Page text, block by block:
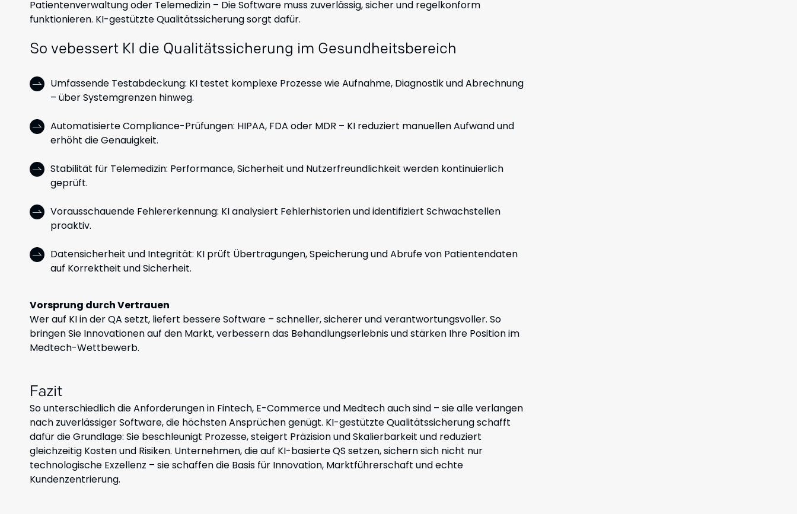
Patientenverwaltung oder Telemedizin – Die Software muss zuverlässig, sicher und regelkonform
funktionieren. KI-gestützte Qualitätssicherung sorgt dafür.
So vebessert KI die Qualitätssicherung im Gesundheitsbereich
Umfassende Testabdeckung: KI testet komplexe Prozesse wie Aufnahme, Diagnostik und Abrechnung
– über Systemgrenzen hinweg.
Automatisierte Compliance-Prüfungen: HIPAA, FDA oder MDR – KI reduziert manuellen Aufwand und
erhöht die Genauigkeit.
Stabilität für Telemedizin: Performance, Sicherheit und Nutzerfreundlichkeit werden kontinuierlich
geprüft.
Vorausschauende Fehlererkennung: KI analysiert Fehlerhistorien und identifiziert Schwachstellen
proaktiv.
Datensicherheit und Integrität: KI prüft Übertragungen, Speicherung und Abrufe von Patientendaten
auf Korrektheit und Sicherheit.
Vorsprung durch Vertrauen
Wer auf KI in der QA setzt, liefert bessere Software – schneller, sicherer und verantwortungsvoller. So
bringen Sie Innovationen auf den Markt, verbessern das Behandlungserlebnis und stärken Ihre Position im
Medtech-Wettbewerb.
Fazit
So unterschiedlich die Anforderungen in Fintech, E-Commerce und Medtech auch sind – sie alle verlangen
nach zuverlässiger Software, die höchsten Ansprüchen genügt. KI-gestützte Qualitätssicherung schafft
dafür die Grundlage: Sie beschleunigt Prozesse, steigert Präzision und Skalierbarkeit und reduziert
gleichzeitig Kosten und Risiken. Unternehmen, die auf KI-basierte QS setzen, sichern sich nicht nur
technologische Exzellenz – sie schaffen die Basis für Innovation, Marktführerschaft und echte
Kundenzentrierung.